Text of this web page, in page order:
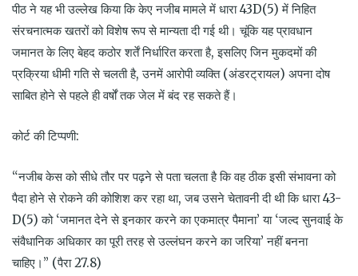
पीठ ने यह भी उल्लेख किया कि केए नजीब मामले में धारा 43D(5) में निहित
संरचनात्मक खतरों को विशेष रूप से मान्यता दी गई थी। चूंकि यह प्रावधान
जमानत के लिए बेहद कठोर शर्तें निर्धारित करता है, इसलिए जिन मुकदमों की
प्रक्रिया धीमी गति से चलती है, उनमें आरोपी व्यक्ति (अंडरट्रायल) अपना दोष
साबित होने से पहले ही वर्षों तक जेल में बंद रह सकते हैं।
कोर्ट की टिप्पणी:
“नजीब केस को सीधे तौर पर पढ़ने से पता चलता है कि वह ठीक इसी संभावना को
पैदा होने से रोकने की कोशिश कर रहा था, जब उसने चेतावनी दी थी कि धारा 43-
D(5) को ‘जमानत देने से इनकार करने का एकमात्र पैमाना’ या ‘जल्द सुनवाई के
संवैधानिक अधिकार का पूरी तरह से उल्लंघन करने का जरिया’ नहीं बनना
चाहिए।” (पैरा 27.8)